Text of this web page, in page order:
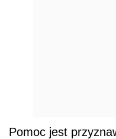
Pomoc jest